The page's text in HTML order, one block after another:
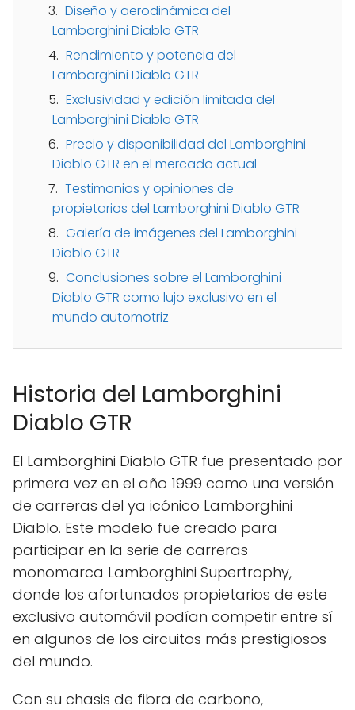
Diseño y aerodinámica del
Lamborghini Diablo GTR
Rendimiento y potencia del
Lamborghini Diablo GTR
Exclusividad y edición limitada del
Lamborghini Diablo GTR
Precio y disponibilidad del Lamborghini
Diablo GTR en el mercado actual
Testimonios y opiniones de
propietarios del Lamborghini Diablo GTR
Galería de imágenes del Lamborghini
Diablo GTR
Conclusiones sobre el Lamborghini
Diablo GTR como lujo exclusivo en el
mundo automotriz
Historia del Lamborghini
Diablo GTR
El Lamborghini Diablo GTR fue presentado por
primera vez en el año 1999 como una versión
de carreras del ya icónico Lamborghini
Diablo. Este modelo fue creado para
participar en la serie de carreras
monomarca Lamborghini Supertrophy,
donde los afortunados propietarios de este
exclusivo automóvil podían competir entre sí
en algunos de los circuitos más prestigiosos
del mundo.
Con su chasis de fibra de carbono,